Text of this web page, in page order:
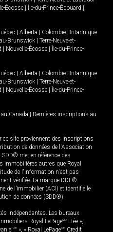
Écosse Île-du-Prince-Édouard
Alberta
Colombie-Britannique
Brunswick
Terre-Neuve-et-
Nouvelle-Écosse
Île-du-Prince-
Alberta
Colombie-Britannique
Brunswick
Terre-Neuve-et-
Nouvelle-Écosse
Île-du-Prince-
Canada
Dernières inscriptions au
site proviennent des inscriptions
de données de l'Association
met en référence des
immobilières autres que Royal
de l'information n'est pas
vérifiée. La marque DDF®
de l’immobilier (ACI) et identifie le
de données (SDD®).
indépendantes. Les bureaux
Royal LePageMD Ltée »,
MD », « Royal LePageMD Credit